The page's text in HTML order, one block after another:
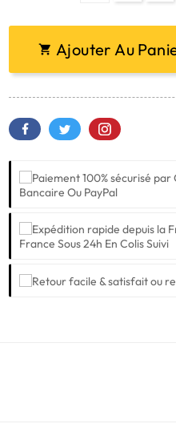
 Ajouter Au
Bancaire Ou PayPal
France Sous 24h En Colis Suivi